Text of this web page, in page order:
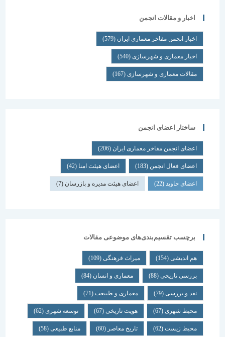
اخبار و مقالات انجمن
اخبار انجمن مفاخر معماری ایران (579)
اخبار معماری و شهرسازی(540)
مقالات معماری و شهرسازی(167)
ساختار اعضای انجمن
اعضای انجمن مفاخر معماری ایران (206)
اعضای فعال انجمن(183) اعضای هیئت امنا(42)
اعضای جاوید(22) اعضای هیئت مدیره و بازرسان(7)
برچسب تقسیم‌بندی‌های موضوعی مقالات
هم اندیشی (154) میراث فرهنگی (109)
بررسی تاریخی (88) معماری و انسان (84)
نقد و بررسی (79) معماری و طبیعت (71)
محیط شهری(67) هویت تاریخی(67) توسعه شهری(62)
محیط زیست(62) تاریخ معاصر(60) منابع طبیعی(58)